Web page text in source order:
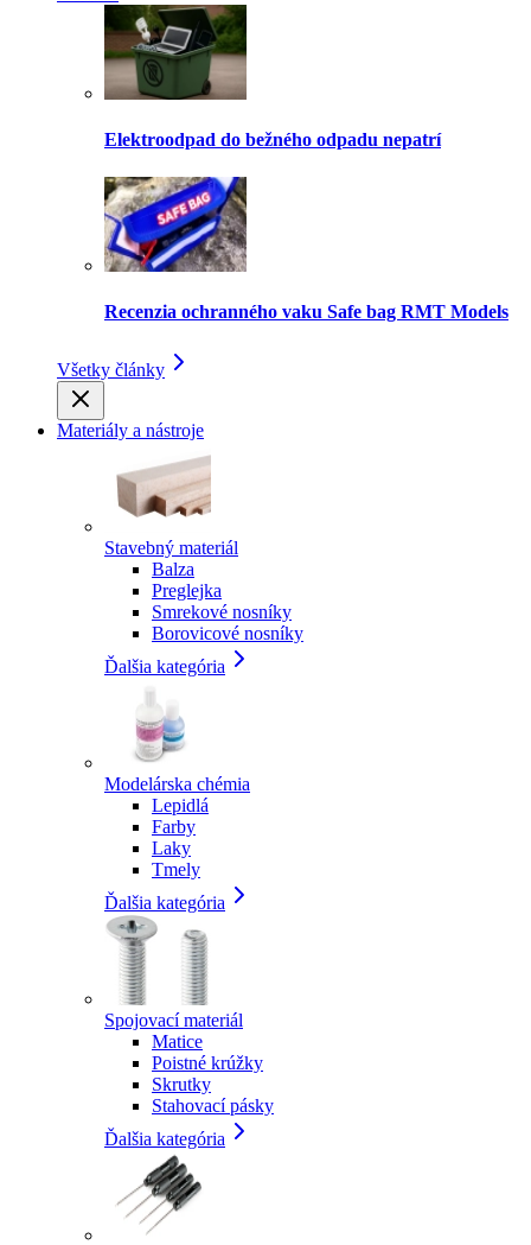
Elektroodpad do bežného odpadu nepatrí
Recenzia ochranného vaku Safe bag RMT Models
Všetky články
Materiály a nástroje
Stavebný materiál
Balza
Preglejka
Smrekové nosníky
Borovicové nosníky
Ďalšia kategória
Modelárska chémia
Lepidlá
Farby
Laky
Tmely
Ďalšia kategória
Spojovací materiál
Matice
Poistné krúžky
Skrutky
Stahovací pásky
Ďalšia kategória